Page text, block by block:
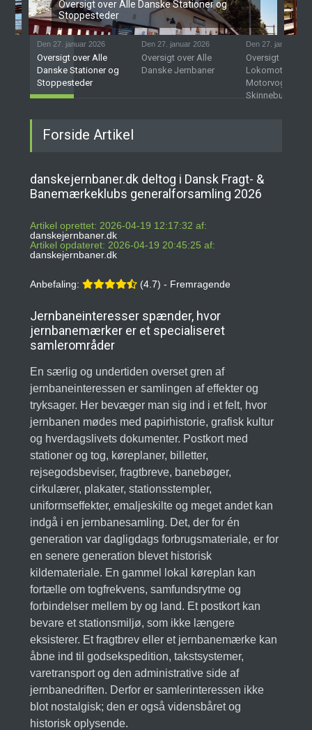
Oversigt over Alle Danske Stationer og
Stoppesteder
Den 27. januar 2026
Oversigt over Alle
Danske Stationer og
Stoppesteder
Den 27. januar 2026
Oversigt over Alle
Danske Jernbaner
Den 27. januar
Oversigt over
Lokomotiver,
Motorvogne og
Skinnebusser
Forside Artikel
danskejernbaner.dk deltog i Dansk Fragt- &
Banemærkeklubs generalforsamling 2026
Artikel oprettet: 2026-04-19 12:17:32 af:
danskejernbaner.dk
Artikel opdateret: 2026-04-19 20:45:25 af:
danskejernbaner.dk
Anbefaling: (4.7) - Fremragende
Jernbaneinteresser spænder, hvor
jernbanemærker er et specialiseret
samlerområder
En særlig og undertiden overset gren af
jernbaneinteressen er samlingen af effekter og
tryksager. Her bevæger man sig ind i et felt, hvor
jernbanen mødes med papirhistorie, grafisk kultur
og hverdagslivets dokumenter. Postkort med
stationer og tog, køreplaner, billetter,
rejsegodsbeviser, fragtbreve, banebøger,
cirkulærer, plakater, stationsstempler,
uniformseffekter, emaljeskilte og meget andet kan
indgå i en jernbanesamling. Det, der for én
generation var dagligdags forbrugsmateriale, er for
en senere generation blevet historisk
kildemateriale. En gammel lokal køreplan kan
fortælle om togfrekvens, samfundsrytme og
forbindelser mellem by og land. Et postkort kan
bevare et stationsmiljø, som ikke længere
eksisterer. Et fragtbrev eller et jernbanemærke kan
åbne ind til godsekspedition, takstsystemer,
varetransport og den administrative side af
jernbanedriften. Derfor er samlerinteressen ikke
blot nostalgisk; den er også vidensbåret og
historisk oplysende.